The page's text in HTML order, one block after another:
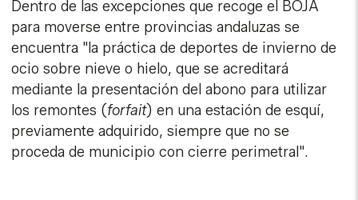
Dentro de las excepciones que recoge el BOJA
para moverse entre provincias andaluzas se
encuentra "la práctica de deportes de invierno de
ocio sobre nieve o hielo, que se acreditará
mediante la presentación del abono para utilizar
los remontes (forfait) en una estación de esquí,
previamente adquirido, siempre que no se
proceda de municipio con cierre perimetral".